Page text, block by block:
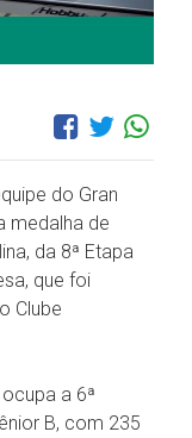
do Gran
medalha de
da 8ª Etapa
que foi
Clube
a 6ª
B, com 235